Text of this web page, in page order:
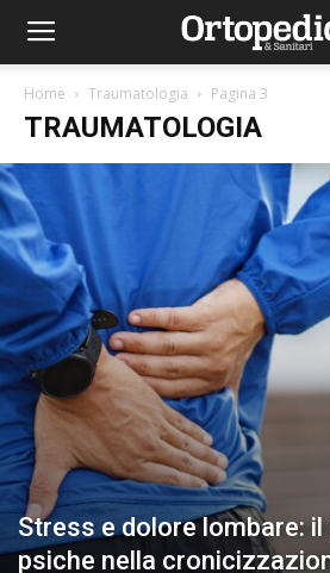
Home Traumatologia Pagina 3
TRAUMATOLOGIA
Stress e dolore lombare: il
psiche nella